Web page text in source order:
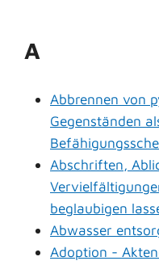
A
Abbrennen von
Gegenständen
Abschriften,
beglaubigen
Abwasser
Adoption -